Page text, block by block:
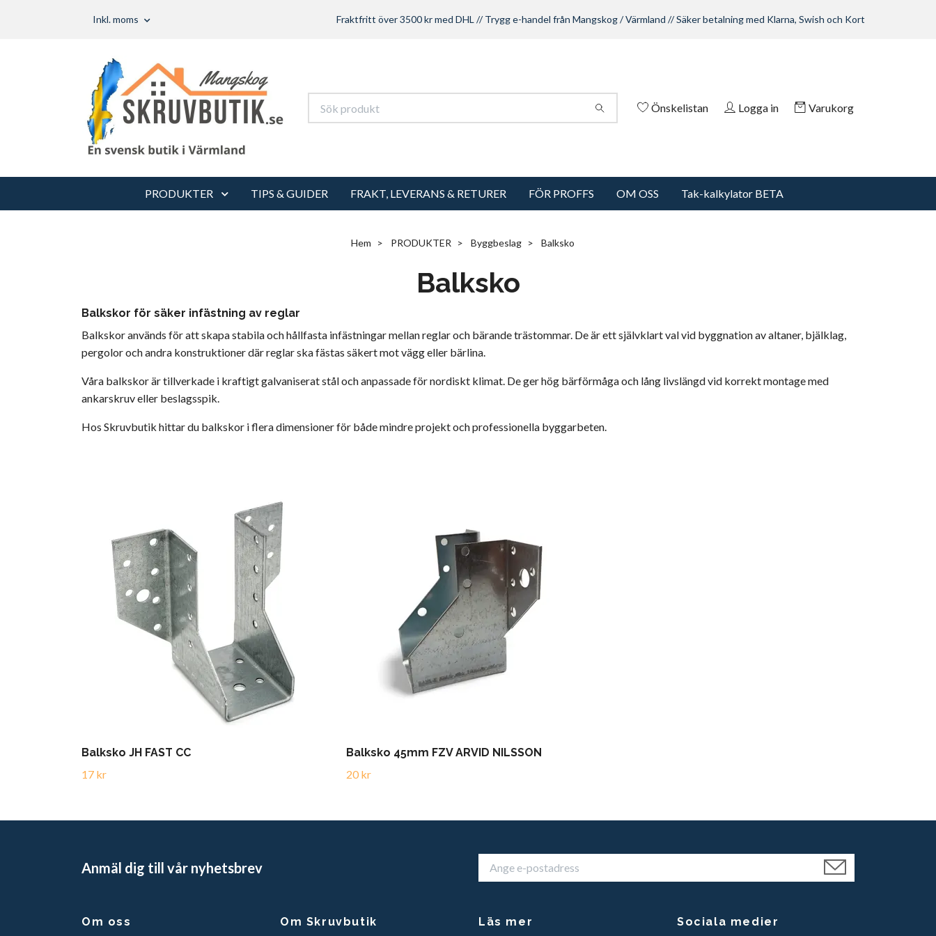
Inkl. moms Fraktfritt över 3500 kr med DHL // Trygg e-handel från Mangskog / Värmland // Säker betalning med Klarna, Swish och Kort
Önskelistan Logga in Varukorg
PRODUKTER TIPS & GUIDER FRAKT, LEVERANS & RETURER FÖR PROFFS OM OSS Tak-kalkylator BETA
Hem PRODUKTER Byggbeslag Balksko
Balksko
Balkskor för säker infästning av reglar
Balkskor används för att skapa stabila och hållfasta infästningar mellan reglar och bärande trästommar. De är ett självklart val vid byggnation av altaner, bjälklag,
pergolor och andra konstruktioner där reglar ska fästas säkert mot vägg eller bärlina.
Våra balkskor är tillverkade i kraftigt galvaniserat stål och anpassade för nordiskt klimat. De ger hög bärförmåga och lång livslängd vid korrekt montage med
ankarskruv eller beslagsspik.
Hos Skruvbutik hittar du balkskor i flera dimensioner för både mindre projekt och professionella byggarbeten.
Balksko JH FAST CC
17 kr
Balksko 45mm FZV ARVID NILSSON
20 kr
Anmäl dig till vår nyhetsbrev
Om oss Om Skruvbutik Läs mer Sociala medier